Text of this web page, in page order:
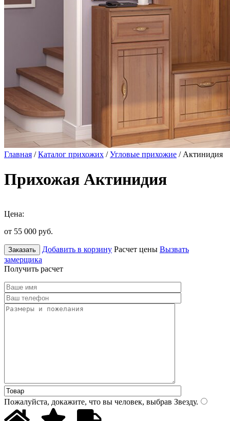
Главная /Каталог прихожих /Угловые прихожие / Актинидия
Прихожая Актинидия
Цена:
от 55 000 руб.
Заказать Добавить в корзину Расчет цены Вызвать
замерщика
Получить расчет
Пожалуйста, докажите, что вы человек, выбрав Звезду.